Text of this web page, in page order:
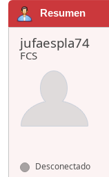
Resumen
jufaespla74
FCS
Desconectado